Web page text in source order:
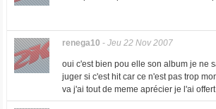
renega10 - Jeu 22 Nov 2007
oui c'est bien pou elle son album je ne
juger si c'est hit car ce n'est pas trop
va j'ai tout de meme aprécier je l'ai